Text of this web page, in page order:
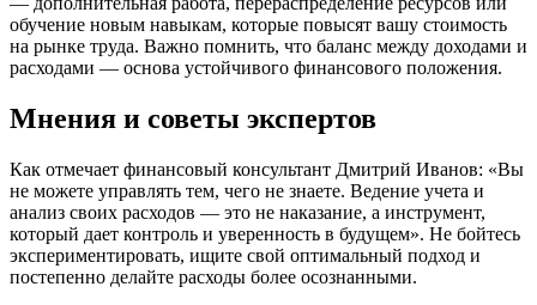
обучение новым навыкам, которые повысят вашу стоимость
на рынке труда. Важно помнить, что баланс между доходами и
расходами — основа устойчивого финансового положения.
Мнения и советы экспертов
Как отмечает финансовый консультант Дмитрий Иванов: «Вы
не можете управлять тем, чего не знаете. Ведение учета и
анализ своих расходов — это не наказание, а инструмент,
который дает контроль и уверенность в будущем». Не бойтесь
экспериментировать, ищите свой оптимальный подход и
постепенно делайте расходы более осознанными.